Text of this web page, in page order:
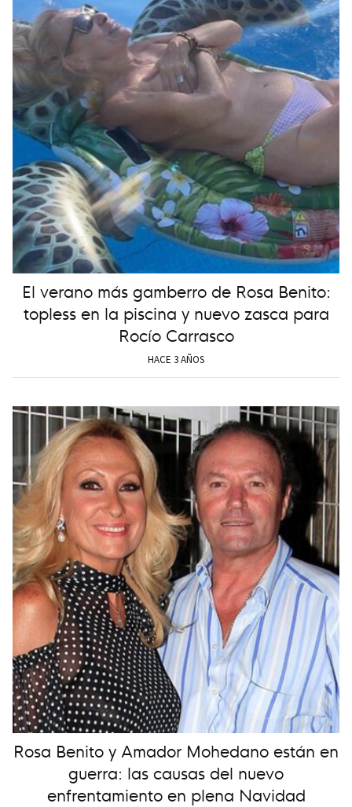
El verano más gamberro de Rosa Benito:
topless en la piscina y nuevo zasca para
Rocío Carrasco
HACE 3 AÑOS
Rosa Benito y Amador Mohedano están en
guerra: las causas del nuevo
enfrentamiento en plena Navidad